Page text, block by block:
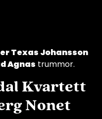
Texas Johansson
Agnas trummor.
Kvartett
Nonet